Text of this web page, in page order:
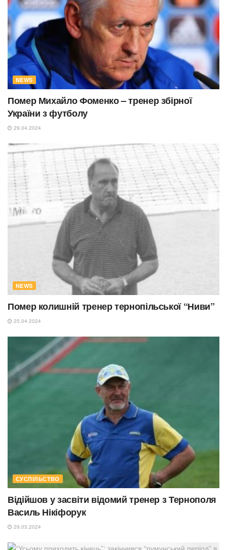
NEWS
Помер Михайло Фоменко – тренер збірної
України з футболу
29.04.2024
NEWS
Помер колишній тренер тернопільської “Ниви”
25.04.2024
СУСПІЛЬСТВО
Відійшов у засвіти відомий тренер з Тернополя
Василь Нікіфорук
29.03.2024